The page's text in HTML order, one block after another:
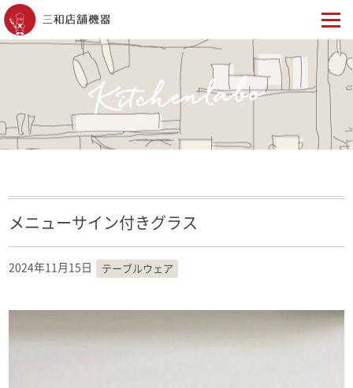
メニューサイン付きグラス
2024年11月15日 テーブルウェア